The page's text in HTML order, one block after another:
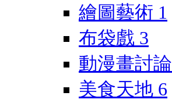
繪圖藝術 1
布袋戲 3
動漫畫討論
美食天地 6